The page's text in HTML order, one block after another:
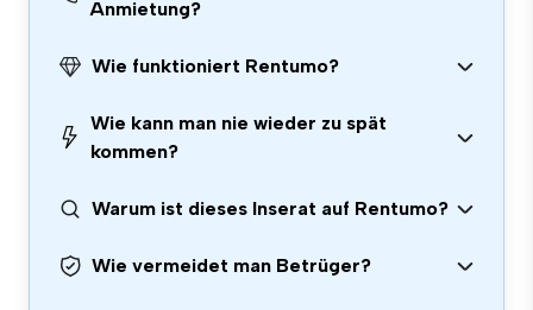
Anmietung?
Wie funktioniert Rentumo?
Wie kann man nie wieder zu spät
kommen?
Warum ist dieses Inserat auf Rentumo?
Wie vermeidet man Betrüger?